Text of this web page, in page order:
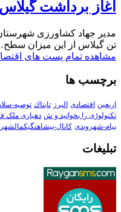
آغاز برداشت
تن گیلاس از این میزان
مشاهده تمام پست های
برچسب ها
اربعین اقتصادی البرز تابناك توصیه-
تکنولوڑی را بخوانید و ش دهیاری ملک
پیام-شهروندی کانال-پیشاهنگیکمالشهر
تبلیغات